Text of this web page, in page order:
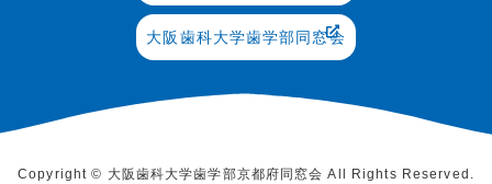
大阪歯科大学歯学部同窓会
Copyright © 大阪歯科大学歯学部京都府同窓会 All Rights Reserved.